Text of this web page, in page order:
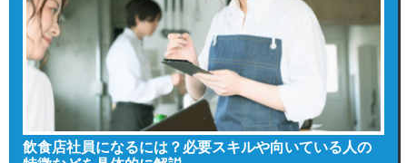
飲食店社員になるには？必要スキルや向いている人の